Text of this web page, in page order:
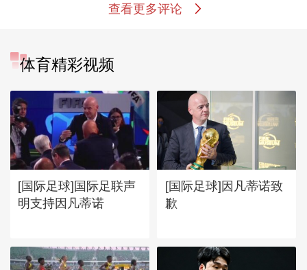
查看更多评论
体育精彩视频
[国际足球]国际足联声
明支持因凡蒂诺
[国际足球]因凡蒂诺致
歉